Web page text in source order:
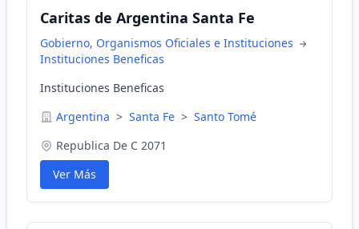
Caritas de Argentina Santa Fe
Gobierno, Organismos Oficiales e Instituciones
Instituciones Beneficas
Instituciones Beneficas
Argentina > Santa Fe > Santo Tomé
Republica De C 2071
Ver Más